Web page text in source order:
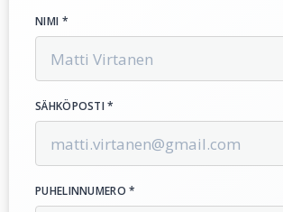
NIMI *
SÄHKÖPOSTI *
PUHELINNUMERO *